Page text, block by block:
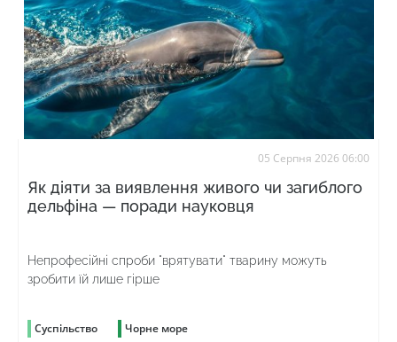
05 Серпня 2026 06:00
Як діяти за виявлення живого чи загиблого
дельфіна — поради науковця
Непрофесійні спроби "врятувати" тварину можуть
зробити їй лише гірше
Суспільство Чорне море